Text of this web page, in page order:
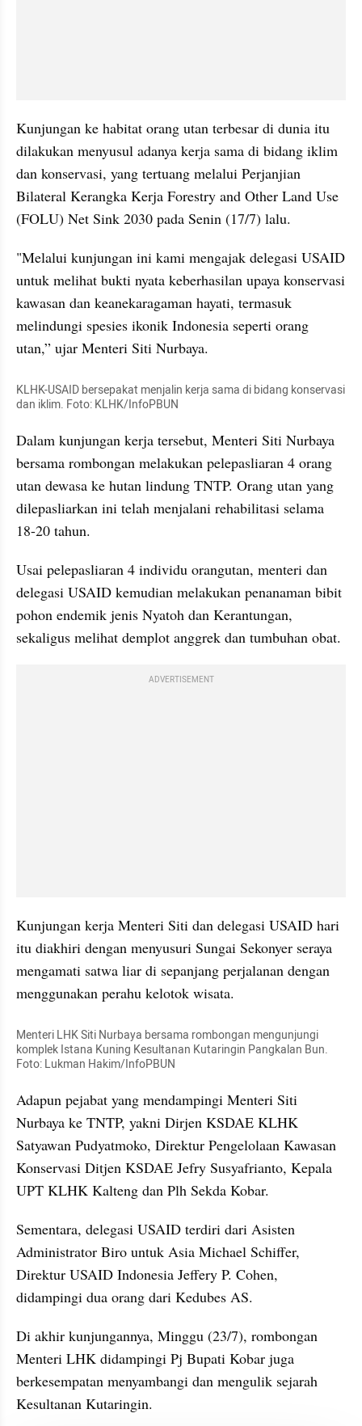
Kunjungan ke habitat orang utan terbesar di dunia itu
dilakukan menyusul adanya kerja sama di bidang iklim
dan konservasi, yang tertuang melalui Perjanjian
Bilateral Kerangka Kerja Forestry and Other Land Use
(FOLU) Net Sink 2030 pada Senin (17/7) lalu.
"Melalui kunjungan ini kami mengajak delegasi USAID
untuk melihat bukti nyata keberhasilan upaya konservasi
kawasan dan keanekaragaman hayati, termasuk
melindungi spesies ikonik Indonesia seperti orang
utan,” ujar Menteri Siti Nurbaya.
KLHK-USAID bersepakat menjalin kerja sama di bidang konservasi
dan iklim. Foto: KLHK/InfoPBUN
Dalam kunjungan kerja tersebut, Menteri Siti Nurbaya
bersama rombongan melakukan pelepasliaran 4 orang
utan dewasa ke hutan lindung TNTP. Orang utan yang
dilepasliarkan ini telah menjalani rehabilitasi selama
18-20 tahun.
Usai pelepasliaran 4 individu orangutan, menteri dan
delegasi USAID kemudian melakukan penanaman bibit
pohon endemik jenis Nyatoh dan Kerantungan,
sekaligus melihat demplot anggrek dan tumbuhan obat.
ADVERTISEMENT
Kunjungan kerja Menteri Siti dan delegasi USAID hari
itu diakhiri dengan menyusuri Sungai Sekonyer seraya
mengamati satwa liar di sepanjang perjalanan dengan
menggunakan perahu kelotok wisata.
Menteri LHK Siti Nurbaya bersama rombongan mengunjungi
komplek Istana Kuning Kesultanan Kutaringin Pangkalan Bun.
Foto: Lukman Hakim/InfoPBUN
Adapun pejabat yang mendampingi Menteri Siti
Nurbaya ke TNTP, yakni Dirjen KSDAE KLHK
Satyawan Pudyatmoko, Direktur Pengelolaan Kawasan
Konservasi Ditjen KSDAE Jefry Susyafrianto, Kepala
UPT KLHK Kalteng dan Plh Sekda Kobar.
Sementara, delegasi USAID terdiri dari Asisten
Administrator Biro untuk Asia Michael Schiffer,
Direktur USAID Indonesia Jeffery P. Cohen,
didampingi dua orang dari Kedubes AS.
Di akhir kunjungannya, Minggu (23/7), rombongan
Menteri LHK didampingi Pj Bupati Kobar juga
berkesempatan menyambangi dan mengulik sejarah
Kesultanan Kutaringin.